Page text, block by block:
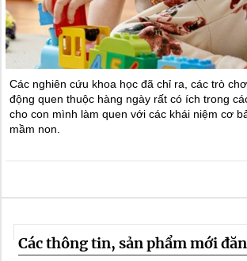
Các nghiên cứu khoa học đã chỉ ra, các trò
động quen thuộc hàng ngày rất có ích trong
cho con mình làm quen với các khái niệm cơ
mầm non.
Các thông tin, sản phẩm mới